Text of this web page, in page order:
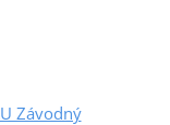
Závodný